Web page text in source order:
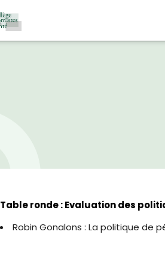
Table ronde : Evaluation des
Robin Gonalons : La politique de